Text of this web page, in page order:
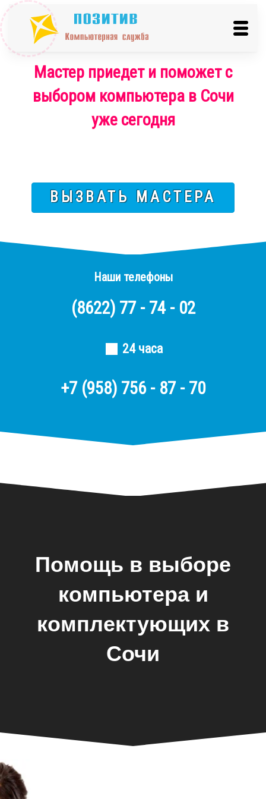
Мастер приедет и поможет с
выбором компьютера в Сочи
уже сегодня
ВЫЗВАТЬ МАСТЕРА
Наши телефоны
(8622) 77 - 74 - 02
24 часа
+7 (958) 756 - 87 - 70
Помощь в выборе
компьютера и
комплектующих в
Сочи